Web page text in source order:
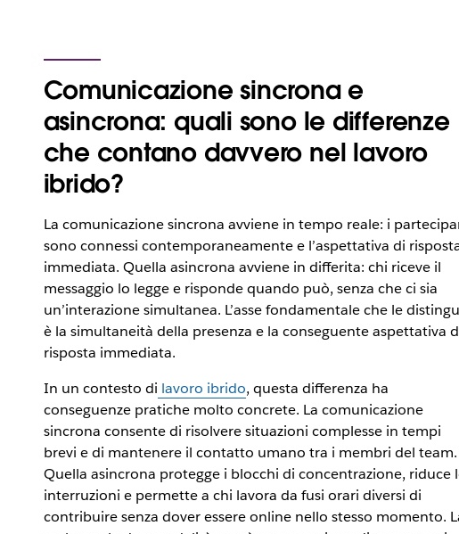
Comunicazione sincrona e
asincrona: quali sono le differenze
che contano davvero nel lavoro
ibrido?
La comunicazione sincrona avviene in tempo reale: i
sono connessi contemporaneamente e l’aspettativa di
immediata. Quella asincrona avviene in differita: chi riceve il
messaggio lo legge e risponde quando può, senza che ci sia
un’interazione simultanea. L’asse fondamentale che le
è la simultaneità della presenza e la conseguente aspettativa
risposta immediata.
In un contesto di lavoro ibrido, questa differenza ha
conseguenze pratiche molto concrete. La comunicazione
sincrona consente di risolvere situazioni complesse in tempi
brevi e di mantenere il contatto umano tra i membri del team.
Quella asincrona protegge i blocchi di concentrazione, riduce
interruzioni e permette a chi lavora da fusi orari diversi di
contribuire senza dover essere online nello stesso momento.